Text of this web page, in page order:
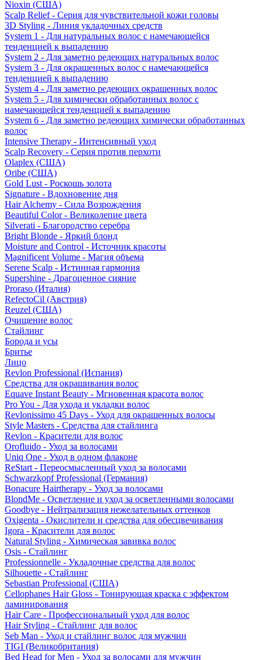
Nioxin (США)
Scalp Relief - Серия для чувствительной кожи головы
3D Styling - Линия укладочных средств
System 1 - Для натуральных волос с намечающейся
тенденцией к выпадению
System 2 - Для заметно редеющих натуральных волос
System 3 - Для окрашенных волос с намечающейся
тенденцией к выпадению
System 4 - Для заметно редеющих окрашенных волос
System 5 - Для химически обработанных волос с
намечающейся тенденцией к выпадению
System 6 - Для заметно редеющих химически обработанных
волос
Intensive Therapy - Интенсивный уход
Scalp Recovery - Серия против перхоти
Olaplex (США)
Oribe (США)
Gold Lust - Роскошь золота
Signature - Вдохновение дня
Hair Alchemy - Сила Возрождения
Beautiful Color - Великолепие цвета
Silverati - Благородство серебра
Bright Blonde - Яркий блонд
Moisture and Control - Источник красоты
Magnificent Volume - Магия объема
Serene Scalp - Истинная гармония
Supershine - Драгоценное сияние
Proraso (Италия)
RefectoCil (Австрия)
Reuzel (США)
Очищение волос
Стайлинг
Борода и усы
Бритье
Лицо
Revlon Professional (Испания)
Средства для окрашивания волос
Equave Instant Beauty - Мгновенная красота волос
Pro You - Для ухода и укладки волос
Revlonissimo 45 Days - Уход для окрашенных волосы
Style Masters - Средства для стайлинга
Revlon - Красители для волос
Orofluido - Уход за волосами
Uniq One - Уход в одном флаконе
ReStart - Переосмысленный уход за волосами
Schwarzkopf Professional (Германия)
Bonacure Hairtherapy - Уход за волосами
BlondMe - Осветление и уход за осветленными волосами
Goodbye - Нейтрализация нежелательных оттенков
Oxigenta - Окислители и средства для обесцвечивания
Igora - Красители для волос
Natural Styling - Химическая завивка волос
Osis - Стайлинг
Professionnelle - Укладочные средства для волос
Silhouette - Стайлинг
Sebastian Professional (США)
Cellophanes Hair Gloss - Тонирующая краска с эффектом
ламинирования
Hair Care - Профессиональный уход для волос
Hair Styling - Стайлинг для волос
Seb Man - Уход и стайлинг волос для мужчин
TIGI (Великобритания)
Bed Head for Men - Уход за волосами для мужчин